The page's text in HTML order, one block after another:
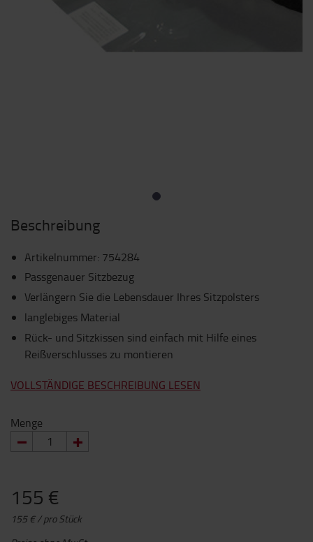
Beschreibung
Artikelnummer: 754284
Passgenauer Sitzbezug
Verlängern Sie die Lebensdauer Ihres Sitzpolsters
langlebiges Material
Rück- und Sitzkissen sind einfach mit Hilfe eines
Reißverschlusses zu montieren
VOLLSTÄNDIGE BESCHREIBUNG LESEN
Menge
155 €
155 € / pro Stück